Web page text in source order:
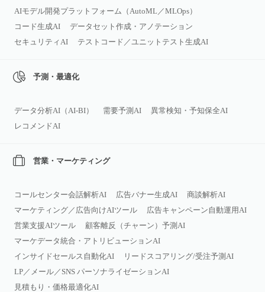
AIモデル開発プラットフォーム（AutoML／MLOps）
コード生成AI
データセット作成・アノテーション
セキュリティAI
テストコード／ユニットテスト生成AI
予測・最適化
データ分析AI（AI‑BI） 需要予測AI
異常検知・予知保全AI
レコメンドAI
営業・マーケティング
コールセンター会話解析AI 広告バナー生成AI
商談解析AI
マーケティング／広告向けAIツール
広告キャンペーン自動運用AI
営業支援AIツール
顧客離反（チャーン）予測AI
マーケデータ統合・アトリビューションAI
インサイドセールス自動化AI
リードスコアリング/受注予測AI
LP／メール／SNS パーソナライゼーションAI
見積もり・価格最適化AI